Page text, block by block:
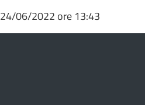
24/06/2022 ore 13:43